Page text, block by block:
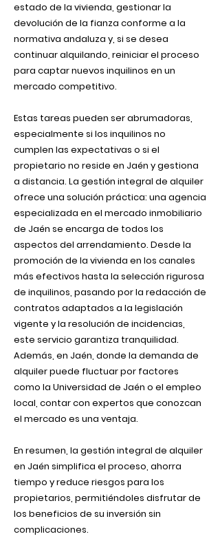
estado de la vivienda, gestionar la
devolución de la fianza conforme a la
normativa andaluza y, si se desea
continuar alquilando, reiniciar el proceso
para captar nuevos inquilinos en un
mercado competitivo.
Estas tareas pueden ser abrumadoras,
especialmente si los inquilinos no
cumplen las expectativas o si el
propietario no reside en Jaén y gestiona
a distancia. La gestión integral de alquiler
ofrece una solución práctica: una agencia
especializada en el mercado inmobiliario
de Jaén se encarga de todos los
aspectos del arrendamiento. Desde la
promoción de la vivienda en los canales
más efectivos hasta la selección rigurosa
de inquilinos, pasando por la redacción de
contratos adaptados a la legislación
vigente y la resolución de incidencias,
este servicio garantiza tranquilidad.
Además, en Jaén, donde la demanda de
alquiler puede fluctuar por factores
como la Universidad de Jaén o el empleo
local, contar con expertos que conozcan
el mercado es una ventaja.
En resumen, la gestión integral de alquiler
en Jaén simplifica el proceso, ahorra
tiempo y reduce riesgos para los
propietarios, permitiéndoles disfrutar de
los beneficios de su inversión sin
complicaciones.